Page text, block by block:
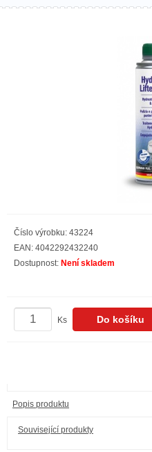
Číslo výrobku: 43224
EAN: 4042292432240
Dostupnost: Není skladem
Ks
Popis produktu
Související produkty